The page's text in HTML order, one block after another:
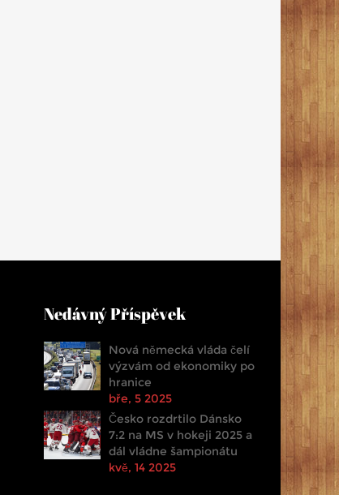
Nedávný Příspěvek
Nová německá vláda čelí
výzvám od ekonomiky po
hranice
bře, 5 2025
Česko rozdrtilo Dánsko
7:2 na MS v hokeji 2025 a
dál vládne šampionátu
kvě, 14 2025